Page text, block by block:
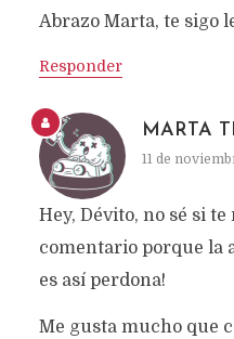
Abrazo Marta, te sigo
Responder
MARTA
11 de
Hey, Dévito, no sé si
comentario porque la
es así perdona!
Me gusta mucho que